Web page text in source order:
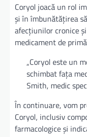
Coryol joacă un rol
și în îmbunătățirea
afecțiunilor cronice
medicament de
„Coryol este un
schimbat fața
Smith, medic
În continuare, vom
Coryol, inclusiv
farmacologice și